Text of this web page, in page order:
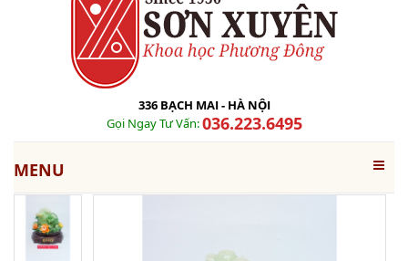
336 BẠCH MAI - HÀ NỘI
Gọi Ngay Tư Vấn:036.223.6495
MENU